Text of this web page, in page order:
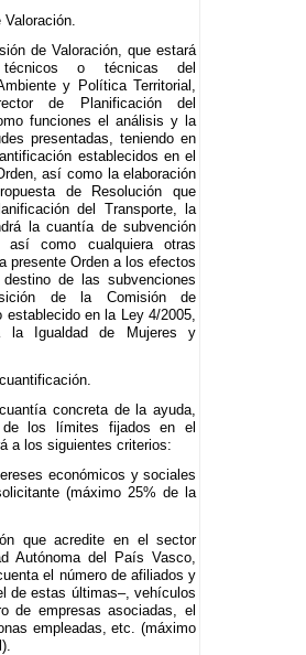
de Valoración, que estará
o técnicas del
y Política Territorial,
de Planificación del
funciones el análisis y la
presentadas, teniendo en
establecidos en el
así como la elaboración
de Resolución que
del Transporte, la
la cuantía de subvención
así como cualquiera otras
presente Orden a los efectos
de las subvenciones
de la Comisión de
en la Ley 4/2005,
la Igualdad de Mujeres y
concreta de la ayuda,
los límites fijados en el
a los siguientes criterios:
económicos y sociales
(máximo 25% de la
que acredite en el sector
Autónoma del País Vasco,
el número de afiliados y
de estas últimas–, vehículos
de empresas asociadas, el
empleadas, etc. (máximo